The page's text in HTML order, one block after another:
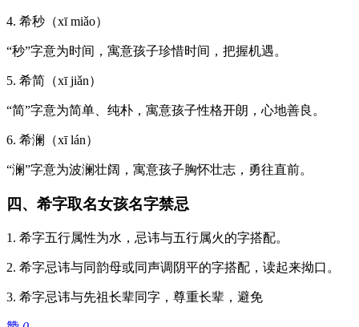
4. 希秒（xī miǎo）
“秒”字意为时间，寓意孩子珍惜时间，把握机遇。
5. 希简（xī jiǎn）
“简”字意为简单、纯朴，寓意孩子性格开朗，心地善良。
6. 希澜（xī lán）
“澜”字意为波澜壮阔，寓意孩子胸怀壮志，勇往直前。
四、希字取名女孩名字禁忌
1. 希字五行属性为水，忌讳与五行属火的字搭配。
2. 希字忌讳与同韵母或同声调阴平的字搭配，读起来拗口。
3. 希字忌讳与先祖长辈同字，尊重长辈，避免